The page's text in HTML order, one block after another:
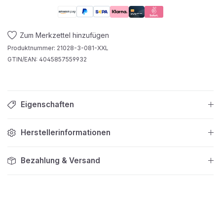
Zum Merkzettel hinzufügen
Produktnummer: 21028-3-081-XXL
GTIN/EAN: 4045857559932
Eigenschaften
Herstellerinformationen
Bezahlung & Versand